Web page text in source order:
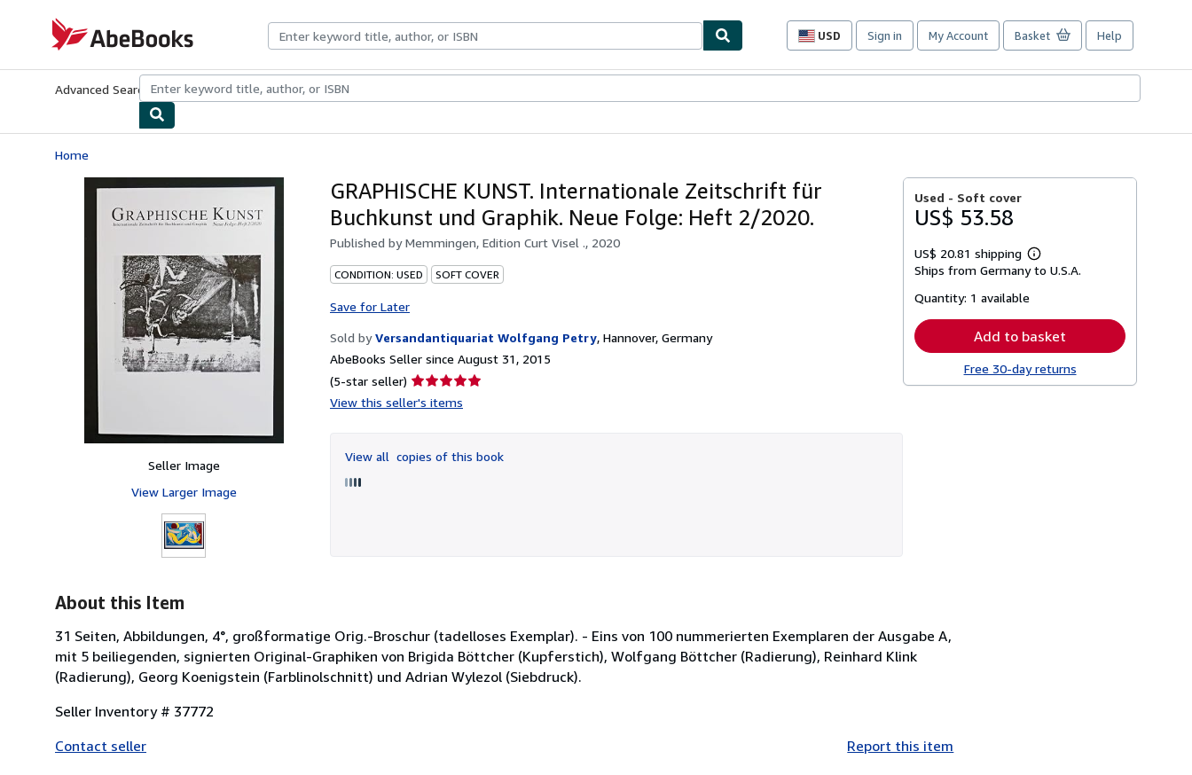
AbeBooks.com
USD
Site
preferences
Sign in My Account Basket Help
Advanced Search Browse CollectionsRare BooksArt & Collectibles
Home
Seller Image
View Larger Image
GRAPHISCHE KUNST. Internationale Zeitschrift für
Buchkunst und Graphik. Neue Folge: Heft 2/2020.
Published byMemmingen, Edition Curt Visel ., 2020
CONDITION: USED SOFT COVER
Save for Later
Sold by Versandantiquariat Wolfgang Petry, Hannover, Germany
AbeBooks Seller since August 31, 2015
(5-star seller) Seller
rating
of
5
View this seller's items
View all copies of this book
Used - Soft cover
US$ 53.58
US$ 20.81 shipping
Learn
more
Ships from Germany to U.S.A.
Quantity: 1 available
Add to basket
Free 30-day returns
About this Item
31 Seiten, Abbildungen, 4°, großformatige Orig.-Broschur (tadelloses Exemplar). - Eins von 100 nummerierten Exemplaren der Ausgabe A,
mit 5 beiliegenden, signierten Original-Graphiken von Brigida Böttcher (Kupferstich), Wolfgang Böttcher (Radierung), Reinhard Klink
(Radierung), Georg Koenigstein (Farblinolschnitt) und Adrian Wylezol (Siebdruck).
Seller Inventory # 37772
Contact seller
Report this item